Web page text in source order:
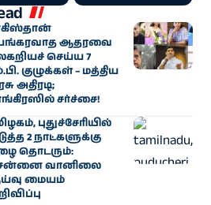
ஆதரவை
செய்ய 7
குழுக்கள் – மத்திய
அதிரடி;
சர்ச்சை!
புதுச்சேரியில்
2 நாட்களுக்கு
தொடரும்:
வானிலை
மையம்